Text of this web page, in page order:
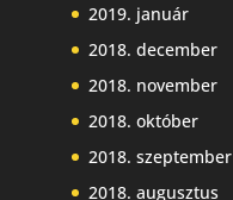
2019. január
2018. december
2018. november
2018. október
2018. szeptember
2018. augusztus